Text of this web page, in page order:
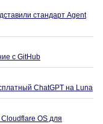
стандарт Agent
с GitHub
ChatGPT на Luna
OS для